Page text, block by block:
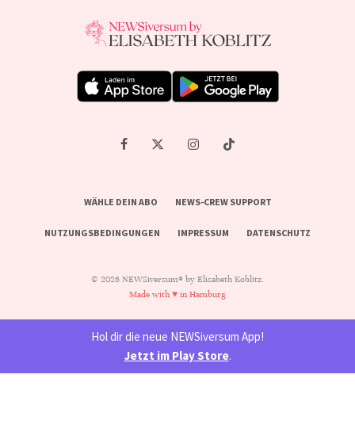
WÄHLE DEIN ABO NEWS-CREW SUPPORT
NUTZUNGSBEDINGUNGEN IMPRESSUM DATENSCHUTZ
© 2026 NEWSiversum® by Elisabeth Koblitz.
Made with ♥ in Hamburg
Hol dir die neue NEWSiversum App!
Jetzt im Play Store.